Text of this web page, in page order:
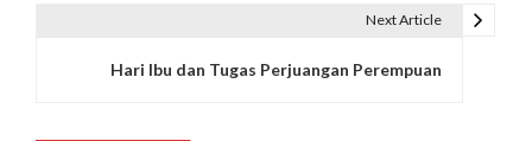
a
Next Article
Hari Ibu dan Tugas Perjuangan Perempuan